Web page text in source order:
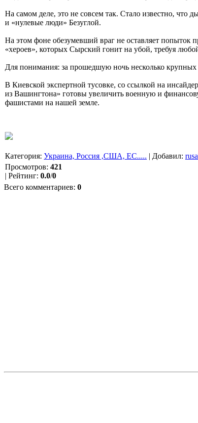
На самом деле, это не совсем так. Стало известно, что
и «нулевые люди» Безуглой.
На этом фоне обезумевший враг не оставляет
«хероев», которых Сырский гонит на убой, требуя
Для понимания: за прошедшую ночь несколько
В Киевской экспертной тусовке, со ссылкой на
из Вашингтона» готовы увеличить военную и
фашистами на нашей земле.
Категория: Украина, Россия ,США, ЕС..... | Добавил:
Просмотров: 421
| Рейтинг: 0.0/0
Всего комментариев: 0